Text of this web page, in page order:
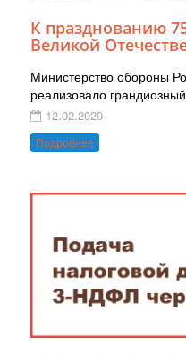
К празднованию
Великой
Министерство обороны
реализовало
12.02.2020
Подробнее